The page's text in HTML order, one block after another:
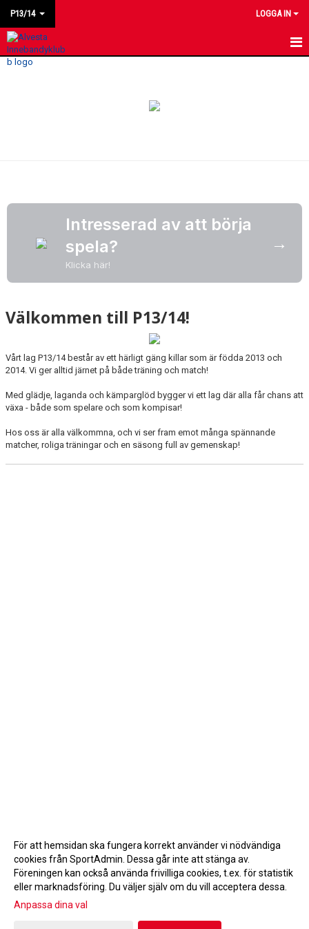
P13/14 LOGGA IN
HEM
KONTAKT
Intresserad av att börja
spela?
Klicka här!
→
Välkommen till P13/14!
Vårt lag P13/14 består av ett härligt gäng killar som är födda 2013 och
2014. Vi ger alltid järnet på både träning och match!
Med glädje, laganda och kämparglöd bygger vi ett lag där alla får chans att
växa - både som spelare och som kompisar!
Hos oss är alla välkommna, och vi ser fram emot många spännande
matcher, roliga träningar och en säsong full av gemenskap!
Gå till Webbversion
För att hemsidan ska fungera korrekt använder vi nödvändiga
cookies från SportAdmin. Dessa går inte att stänga av.
Föreningen kan också använda frivilliga cookies, t.ex. för statistik
eller marknadsföring. Du väljer själv om du vill acceptera dessa.
Anpassa dina val